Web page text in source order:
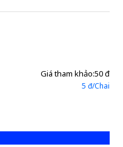
Giá tham khảo:50 đ
5 đ/Chai